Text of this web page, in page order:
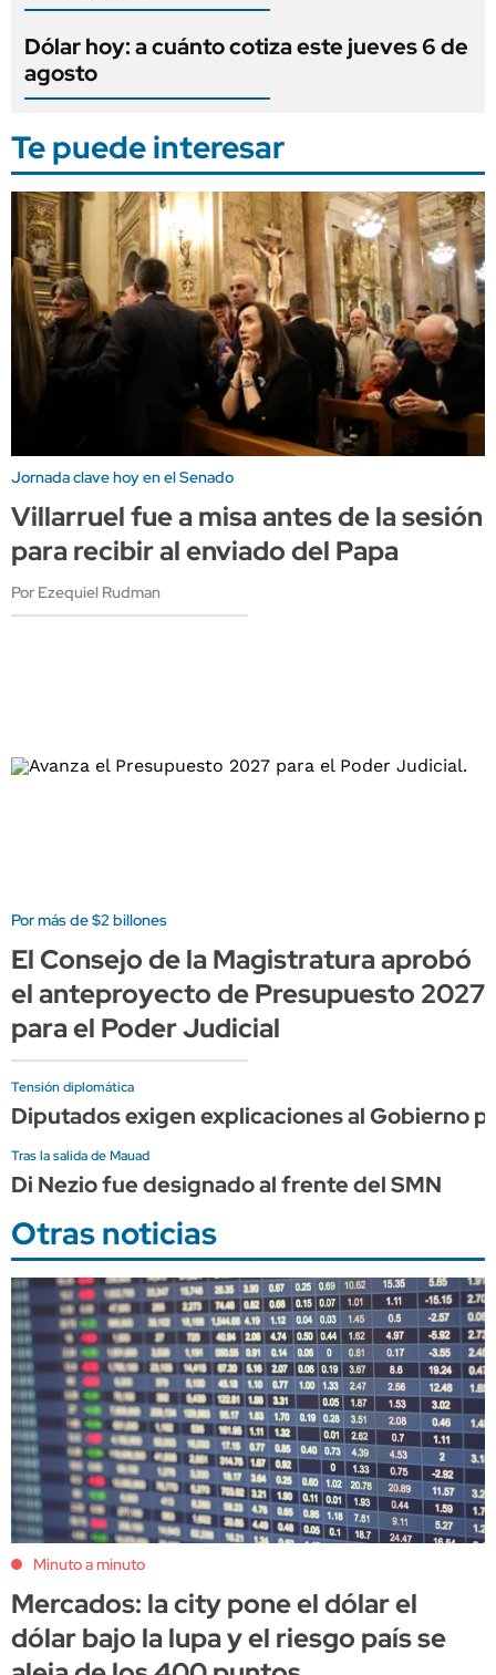
Dólar hoy: a cuánto cotiza este jueves 6 de
agosto
Te puede interesar
Jornada clave hoy en el Senado
Villarruel fue a misa antes de la sesión
para recibir al enviado del Papa
Por Ezequiel Rudman
Por más de $2 billones
El Consejo de la Magistratura aprobó
el anteproyecto de Presupuesto 2027
para el Poder Judicial
Tensión diplomática
Diputados exigen explicaciones al Gobierno
Tras la salida de Mauad
Di Nezio fue designado al frente del SMN
Otras noticias
Minuto a minuto
Mercados: la city pone el dólar el
dólar bajo la lupa y el riesgo país se